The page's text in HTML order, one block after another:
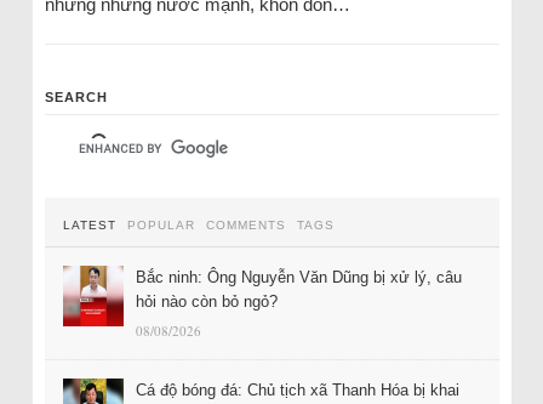
những những nước mạnh, khốn đốn…
SEARCH
LATEST POPULAR COMMENTS TAGS
Bắc ninh: Ông Nguyễn Văn Dũng bị xử lý, câu
hỏi nào còn bỏ ngỏ?
08/08/2026
Cá độ bóng đá: Chủ tịch xã Thanh Hóa bị khai